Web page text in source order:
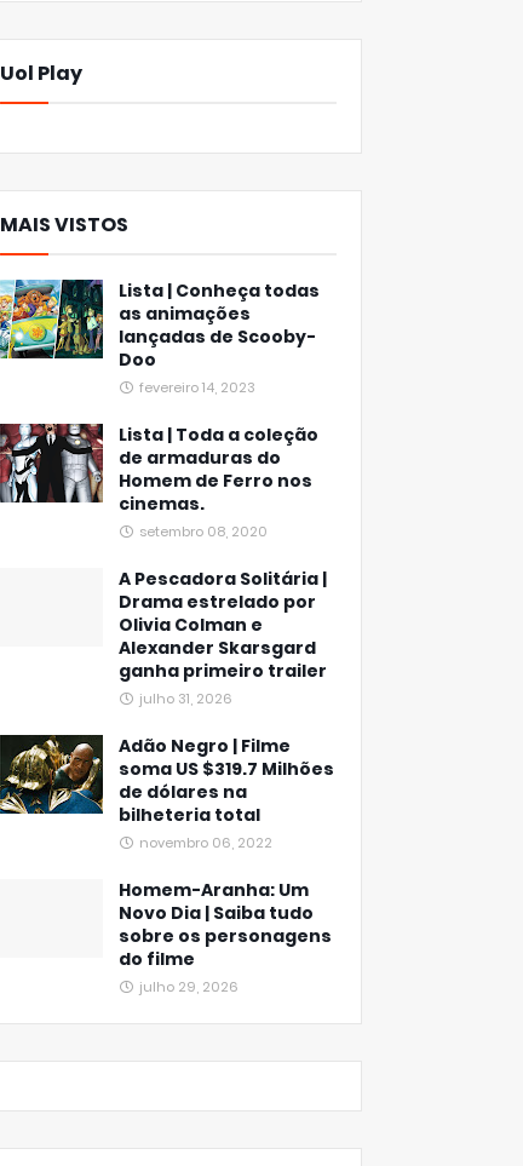
Uol Play
MAIS VISTOS
Lista | Conheça todas
as animações
lançadas de Scooby-
Doo
fevereiro 14, 2023
Lista | Toda a coleção
de armaduras do
Homem de Ferro nos
cinemas.
setembro 08, 2020
A Pescadora Solitária |
Drama estrelado por
Olivia Colman e
Alexander Skarsgard
ganha primeiro trailer
julho 31, 2026
Adão Negro | Filme
soma US $319.7 Milhões
de dólares na
bilheteria total
novembro 06, 2022
Homem-Aranha: Um
Novo Dia | Saiba tudo
sobre os personagens
do filme
julho 29, 2026